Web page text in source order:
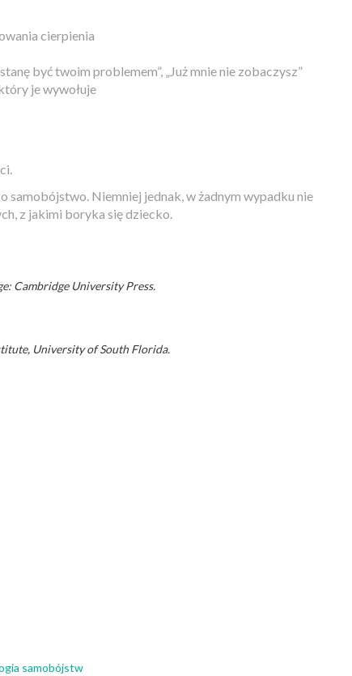
cierpienia
być twoim problemem”, „Już mnie nie zobaczysz”
je wywołuje
samobójstwo. Niemniej jednak, w żadnym wypadku nie
z jakimi boryka się dziecko.
Cambridge University Press.
University of South Florida.
samobójstw